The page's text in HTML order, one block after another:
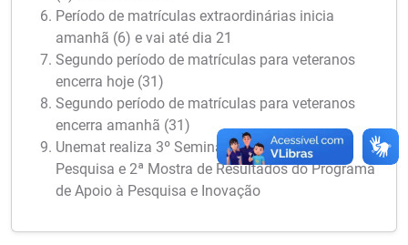
Período de matrículas extraordinárias inicia
amanhã (6) e vai até dia 21
Segundo período de matrículas para veteranos
encerra hoje (31)
Segundo período de matrículas para veteranos
encerra amanhã (31)
Unemat realiza 3º Seminário Meio Termo de
Pesquisa e 2ª Mostra de Resultados do Programa
de Apoio à Pesquisa e Inovação